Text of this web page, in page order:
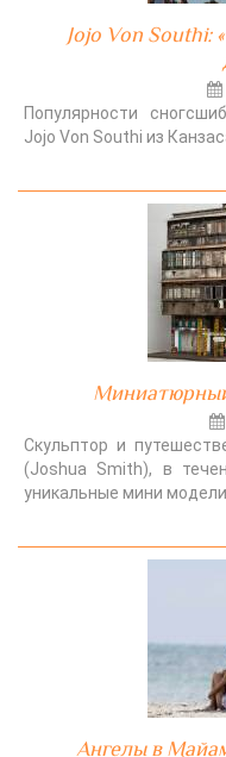
Jojo Von Southi:
Популярности
Jojo Von Southi из
Скульптор и
(Joshua Smith), в
уникальные мини
Ангелы в